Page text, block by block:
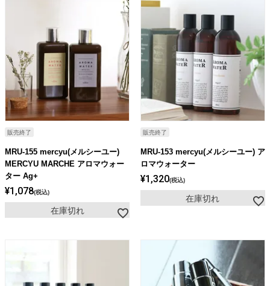
販売終了
MRU-155 mercyu(メルシーユー)
MERCYU MARCHE アロマウォー
ター Ag+
¥1,078 税込
在庫切れ
販売終了
MRU-153 mercyu(メルシーユー) ア
ロマウォーター
¥1,320 税込
在庫切れ